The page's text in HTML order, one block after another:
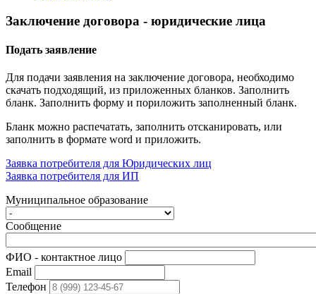
Заключение договора - юридические лица
Подать заявление
Для подачи заявления на заключение договора, необходимо
скачать подходящий, из приложенных бланков. Заполнить
бланк. Заполнить форму и пориложить заполненный бланк.
Бланк можно распечатать, заполнить отсканировать, или
заполнить в формате word и приложить.
Заявка потребителя для Юридических лиц
Заявка потребителя для ИП
Муниципальное образование
Сообщение
ФИО - контактное лицо
Email
Телефон